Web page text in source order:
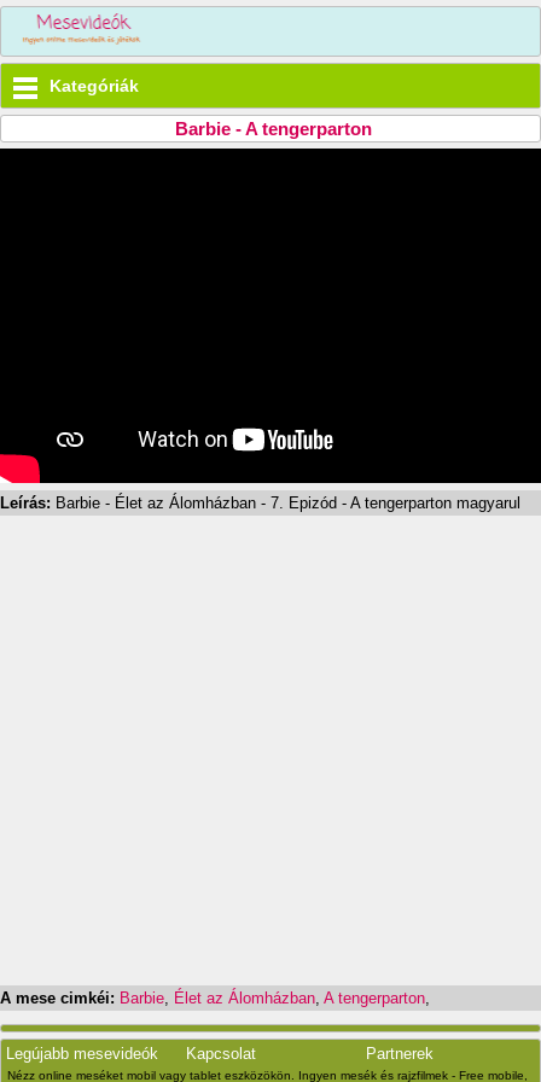
Kategóriák
Barbie - A tengerparton
Leírás: Barbie - Élet az Álomházban - 7. Epizód - A tengerparton magyarul
A mese cimkéi: Barbie Élet az Álomházban A tengerparton
Legújabb mesevideók Kapcsolat Partnerek
Nézz online meséket mobil vagy tablet eszközökön. Ingyen mesék és rajzfilmek - Free mobile,